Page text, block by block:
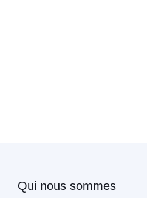
Qui nous sommes